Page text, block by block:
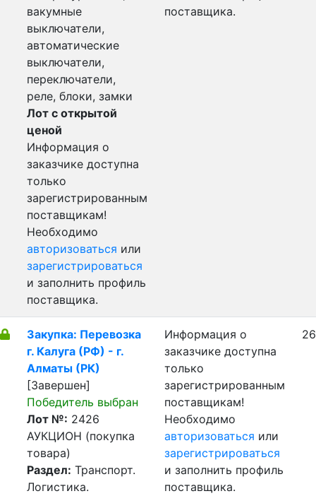
вакумные
выключатели,
автоматические
выключатели,
переключатели,
реле, блоки, замки
Лот с открытой
ценой
Информация о
заказчике доступна
только
зарегистрированным
поставщикам!
Необходимо
авторизоваться или
зарегистрироваться
и заполнить профиль
поставщика.
поставщика.
Закупка: Перевозка
г. Калуга (РФ) - г.
Алматы (РК)
[Завершен]
Победитель выбран
Лот №: 2426
АУКЦИОН (покупка
товара)
Раздел: Транспорт.
Логистика.
Информация о
заказчике доступна
только
зарегистрированным
поставщикам!
Необходимо
авторизоваться или
зарегистрироваться
и заполнить профиль
поставщика.